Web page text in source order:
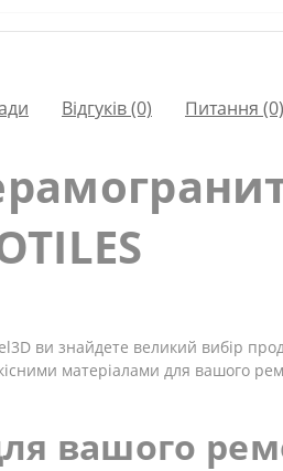
Відгуків (0) Питання (0)
ви знайдете великий вибір
матеріалами для вашого
вашого